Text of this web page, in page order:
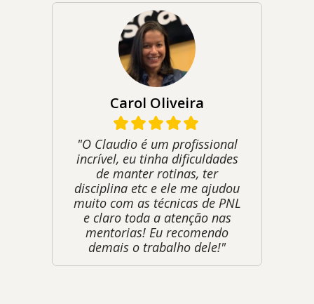
Carol Oliveira
"O Claudio é um profissional
incrível, eu tinha dificuldades
de manter rotinas, ter
disciplina etc e ele me ajudou
muito com as técnicas de PNL
e claro toda a atenção nas
mentorias! Eu recomendo
demais o trabalho dele!"